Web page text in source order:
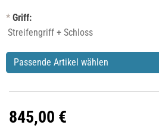
* Griff:
Passende Artikel wählen
845,00 €